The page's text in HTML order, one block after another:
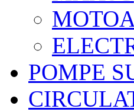
POMPE